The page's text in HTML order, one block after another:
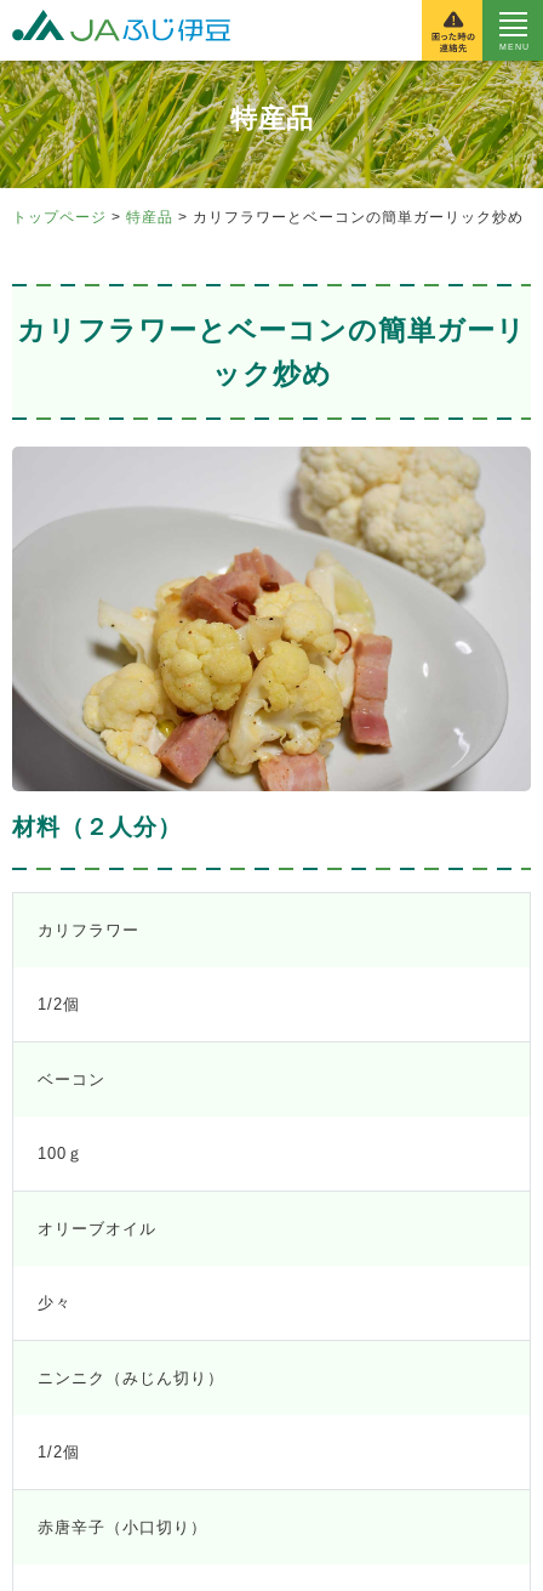
富士伊豆農業協同
特産品
トップページ > 特産品 > カリフラワーとベーコンの簡単ガーリック炒め
カリフラワーとベーコンの簡単ガーリ
ック炒め
材料（２人分）
カリフラワー
1/2個
ベーコン
100ｇ
オリーブオイル
少々
ニンニク（みじん切り）
1/2個
赤唐辛子（小口切り）